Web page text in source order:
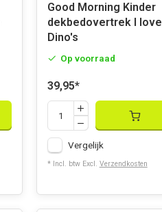
Good Morning Kinder
dekbedovertrek I love
Dino's
Op voorraad
39,95*
Vergelijk
* Incl. btw Excl. Verzendkosten